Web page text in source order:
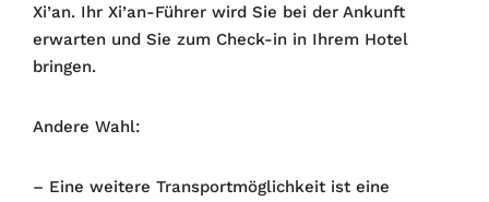
Xi’an. Ihr Xi’an-Führer wird Sie bei der Ankunft
erwarten und Sie zum Check-in in Ihrem Hotel
bringen.
Andere Wahl:
– Eine weitere Transportmöglichkeit ist eine